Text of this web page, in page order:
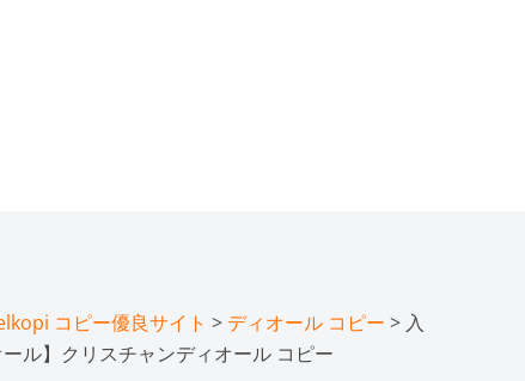
コピー優良サイト > ディオール コピー > 入
ル】クリスチャンディオール コピー